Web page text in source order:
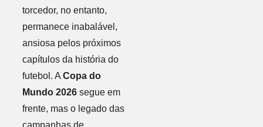
torcedor, no entanto,
permanece inabalável,
ansiosa pelos próximos
capítulos da história do
futebol. A Copa do
Mundo 2026segue em
frente, mas o legado das
campanhas de